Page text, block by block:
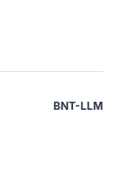
BNT-LLM